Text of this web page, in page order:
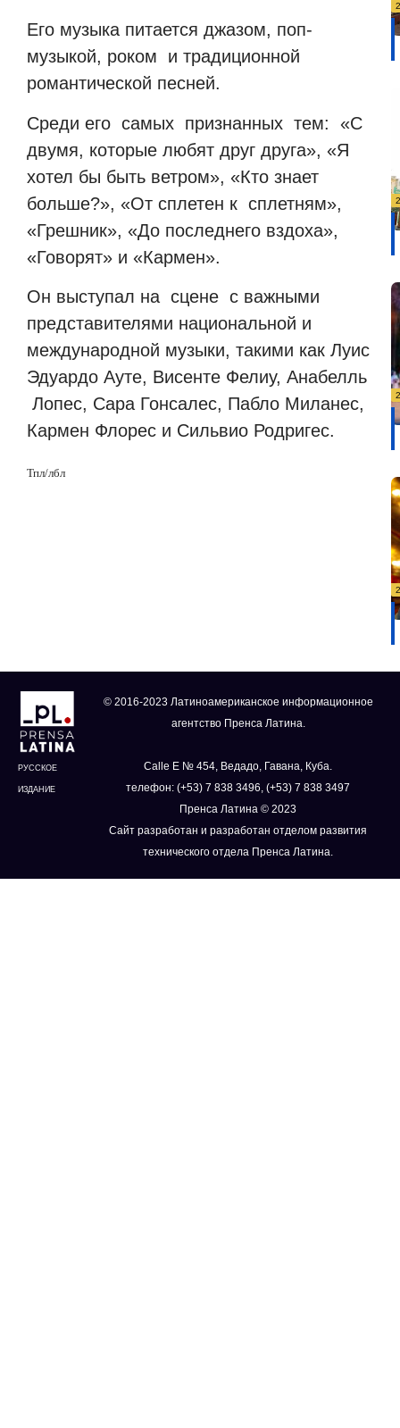
Его музыка питается джазом, поп-
музыкой, роком
и традиционной
романтической песней.
Среди его самых признанных тем:
«С
двумя, которые любят друг друга», «Я
хотел бы быть ветром», «Кто знает
больше?», «От сплетен к сплетням»,
«Грешник», «До последнего вздоха»,
«Говорят» и «Кармен».
Он выступал на сцене с важными
представителями национальной и
международной музыки, такими как Луис
Эдуардо Ауте, Висенте Фелиу, Анабелль
Лопес, Сара Гонсалес, Пабло Миланес,
Кармен Флорес и Сильвио Родригес.
Тпл/лбл
РУССКОЕ
ИЗДАНИЕ
© 2016-2023 Латиноамериканское информационное
агентство Пренса Латина.
Calle E № 454, Ведадо, Гавана, Куба.
телефон: (+53) 7 838 3496, (+53) 7 838 3497
Пренса Латина © 2023
Сайт разработан и разработан отделом развития
технического отдела Пренса Латина.